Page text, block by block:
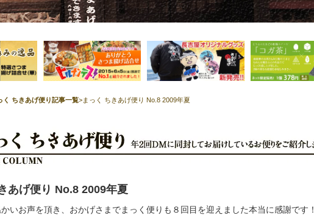
く ちきあげ便り記事一覧>まっく ちきあげ便り No.8 2009年夏
あげ便り No.8 2009年夏
いお声を頂き、おかげさまでまっく便りも８回目を迎えました本当に感謝です！